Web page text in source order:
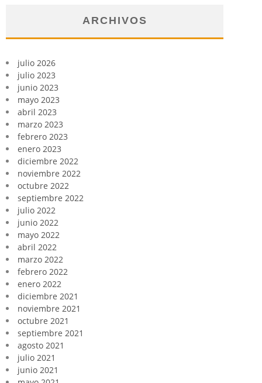
ARCHIVOS
julio 2026
julio 2023
junio 2023
mayo 2023
abril 2023
marzo 2023
febrero 2023
enero 2023
diciembre 2022
noviembre 2022
octubre 2022
septiembre 2022
julio 2022
junio 2022
mayo 2022
abril 2022
marzo 2022
febrero 2022
enero 2022
diciembre 2021
noviembre 2021
octubre 2021
septiembre 2021
agosto 2021
julio 2021
junio 2021